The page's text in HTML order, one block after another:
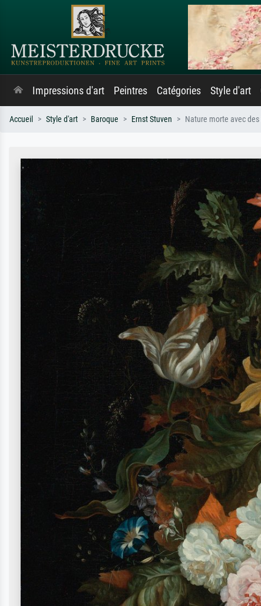
Impressions d'art Peintres Catégories Style d'art
Accueil Style d'art Baroque Ernst Stuven Nature morte avec